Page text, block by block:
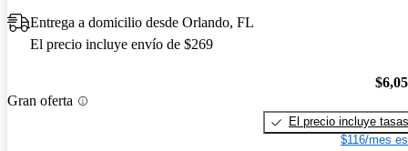
Entrega a domicilio desde Orlando, FL
El precio incluye envío de $269
Gran oferta
El precio incluye tasas
$116/mes